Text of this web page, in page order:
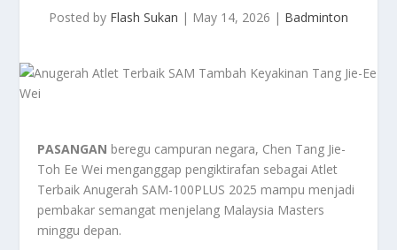
Posted by Flash Sukan | May 14, 2026 | Badminton
PASANGAN beregu campuran negara, Chen Tang Jie-
Toh Ee Wei menganggap pengiktirafan sebagai Atlet
Terbaik Anugerah SAM-100PLUS 2025 mampu menjadi
pembakar semangat menjelang Malaysia Masters
minggu depan.